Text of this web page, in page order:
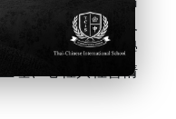
銜接高中的課程及
只侷限於學生的學
理、心裡與社會情